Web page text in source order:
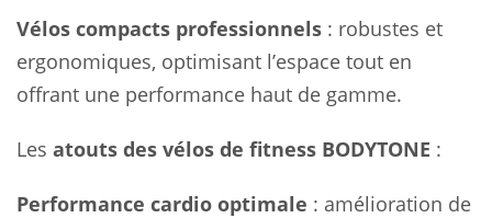
Vélos compacts professionnels : robustes et
ergonomiques, optimisant l’espace tout en
offrant une performance haut de gamme.
Les atouts des vélos de fitness BODYTONE :
Performance cardio optimale : amélioration de